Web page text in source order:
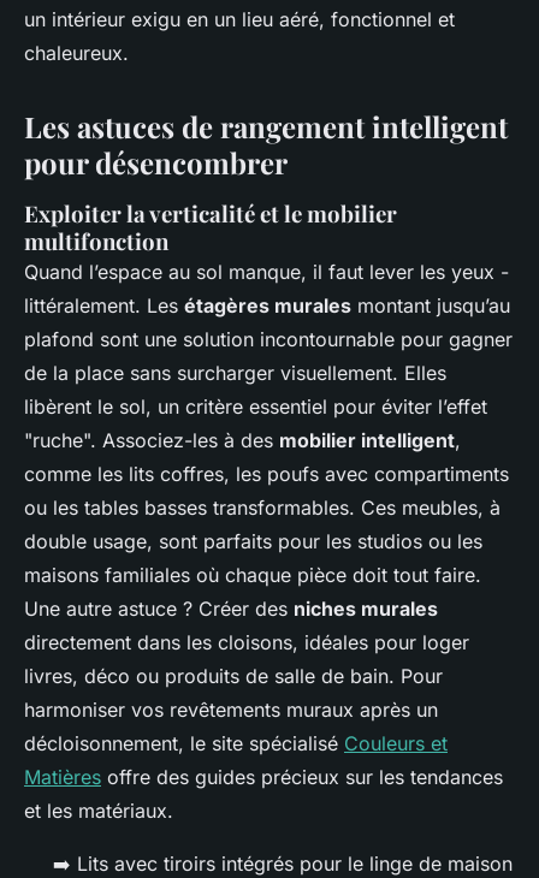
un intérieur exigu en un lieu aéré, fonctionnel et
chaleureux.
Les astuces de rangement intelligent
pour désencombrer
Exploiter la verticalité et le mobilier
multifonction
Quand l’espace au sol manque, il faut lever les yeux -
littéralement. Les étagères murales montant jusqu’au
plafond sont une solution incontournable pour gagner
de la place sans surcharger visuellement. Elles
libèrent le sol, un critère essentiel pour éviter l’effet
"ruche". Associez-les à des mobilier intelligent,
comme les lits coffres, les poufs avec compartiments
ou les tables basses transformables. Ces meubles, à
double usage, sont parfaits pour les studios ou les
maisons familiales où chaque pièce doit tout faire.
Une autre astuce ? Créer des niches murales
directement dans les cloisons, idéales pour loger
livres, déco ou produits de salle de bain. Pour
harmoniser vos revêtements muraux après un
décloisonnement, le site spécialisé Couleurs et
Matières offre des guides précieux sur les tendances
et les matériaux.
➡️ Lits avec tiroirs intégrés pour le linge de maison